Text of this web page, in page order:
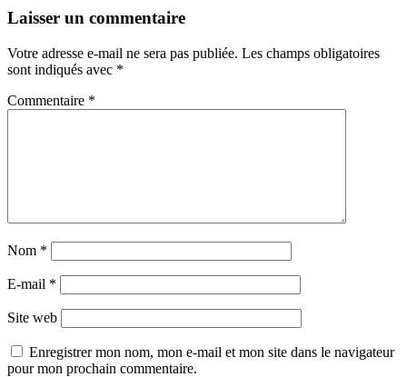
Laisser un commentaire
Votre adresse e-mail ne sera pas publiée. Les champs obligatoires
sont indiqués avec *
Commentaire *
Nom *
E-mail *
Site web
Enregistrer mon nom, mon e-mail et mon site dans le navigateur
pour mon prochain commentaire.